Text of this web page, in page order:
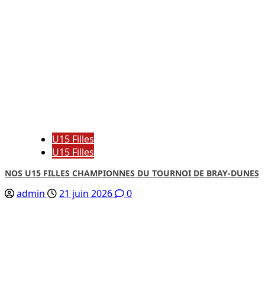
U15 Filles
U15 Filles
NOS U15 FILLES CHAMPIONNES DU TOURNOI DE BRAY-DUNES
admin 21 juin 2026 0